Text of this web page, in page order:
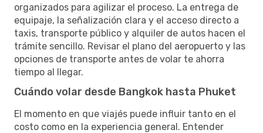
organizados para agilizar el proceso. La entrega de
equipaje, la señalización clara y el acceso directo a
taxis, transporte público y alquiler de autos hacen el
trámite sencillo. Revisar el plano del aeropuerto y las
opciones de transporte antes de volar te ahorra
tiempo al llegar.
Cuándo volar desde Bangkok hasta Phuket
El momento en que viajés puede influir tanto en el
costo como en la experiencia general. Entender